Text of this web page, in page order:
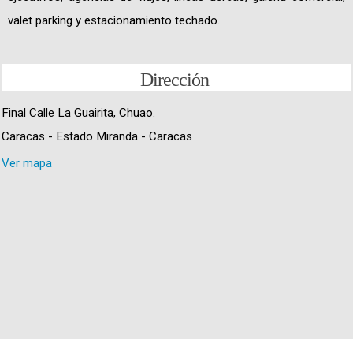
valet parking y estacionamiento techado.
Dirección
Final Calle La Guairita, Chuao.
Caracas - Estado Miranda - Caracas
Ver mapa